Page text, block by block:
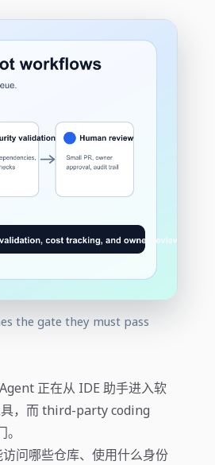
the gate they must pass
正在从 IDE 助手进入软
具，而 third-party coding
问哪些仓库、使用什么身份